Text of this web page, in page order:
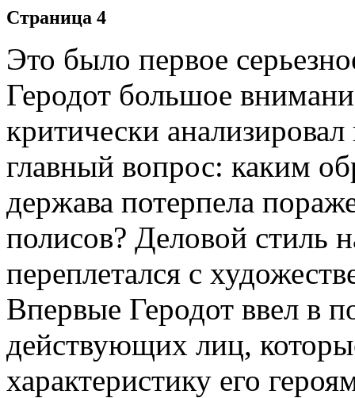
Страница 4
Это было первое
Геродот большое
критически
главный вопрос: каким
держава потерпела
полисов? Деловой стиль
переплетался с
Впервые Геродот ввел в
действующих лиц,
характеристику его